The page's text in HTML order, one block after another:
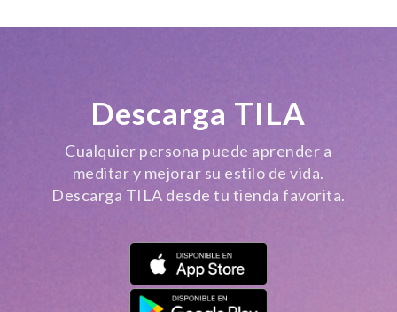
Descarga TILA
Cualquier persona puede aprender a
meditar y mejorar su estilo de vida.
Descarga TILA desde tu tienda favorita.